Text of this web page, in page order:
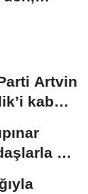
Artvin
kabul
bir